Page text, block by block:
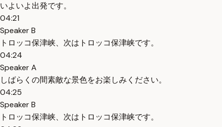
いよいよ出発です。
04:21
Speaker B
トロッコ保津峡、次はトロッコ保津峡です。
04:24
Speaker A
しばらくの間素敵な景色をお楽しみください。
04:25
Speaker B
トロッコ保津峡、次はトロッコ保津峡です。